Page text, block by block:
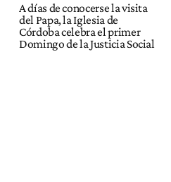
A días de conocerse la visita
del Papa, la Iglesia de
Córdoba celebra el primer
Domingo de la Justicia Social